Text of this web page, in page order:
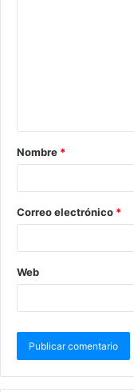
Nombre *
Correo electrónico *
Web